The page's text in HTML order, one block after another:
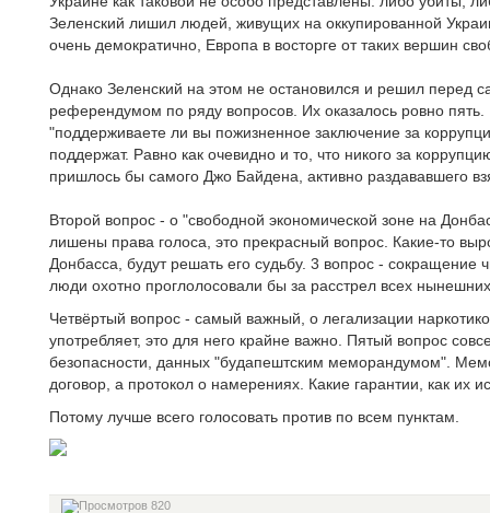
Зеленский лишил людей, живущих на оккупированной
очень демократично, Европа в восторге от таких вершин
Однако Зеленский на этом не остановился и решил перед
референдумом по ряду вопросов. Их оказалось ровно
"поддерживаете ли вы пожизненное заключение за
поддержат. Равно как очевидно и то, что никого за
пришлось бы самого Джо Байдена, активно раздававшего
Второй вопрос - о "свободной экономической зоне на
лишены права голоса, это прекрасный вопрос. Какие-то
Донбасса, будут решать его судьбу. 3 вопрос - сокращение
люди охотно проглолосовали бы за расстрел всех
Четвёртый вопрос - самый важный, о легализации
употребляет, это для него крайне важно. Пятый вопрос
безопасности, данных "будапештским меморандумом".
договор, а протокол о намерениях. Какие гарантии, как их
Потому лучше всего голосовать против по всем пунктам.
820